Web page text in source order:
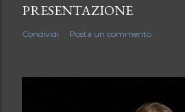
PRESENTAZIONE
Condividi Posta un commento